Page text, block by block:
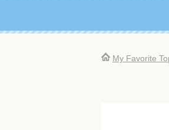
My Favorite